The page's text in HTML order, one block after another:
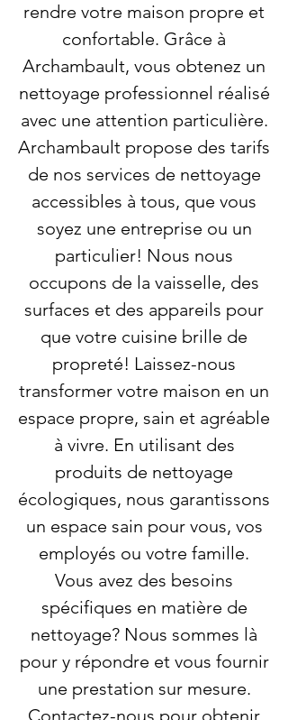
rendre votre maison propre et
confortable. Grâce à
Archambault, vous obtenez un
nettoyage professionnel réalisé
avec une attention particulière.
Archambault propose des tarifs
de nos services de nettoyage
accessibles à tous, que vous
soyez une entreprise ou un
particulier! Nous nous
occupons de la vaisselle, des
surfaces et des appareils pour
que votre cuisine brille de
propreté! Laissez-nous
transformer votre maison en un
espace propre, sain et agréable
à vivre. En utilisant des
produits de nettoyage
écologiques, nous garantissons
un espace sain pour vous, vos
employés ou votre famille.
Vous avez des besoins
spécifiques en matière de
nettoyage? Nous sommes là
pour y répondre et vous fournir
une prestation sur mesure.
Contactez-nous pour obtenir